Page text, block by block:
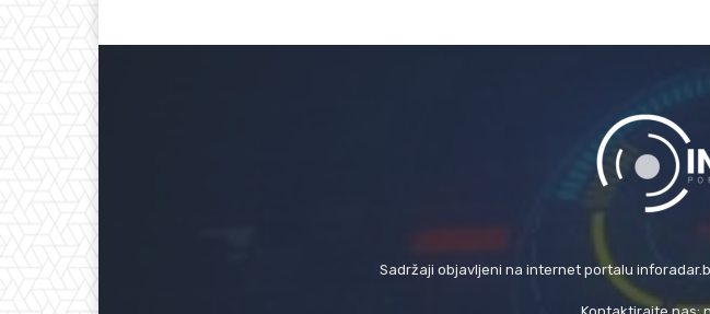
Sadržaji objavljeni na internet portalu